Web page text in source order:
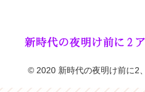
© 2020 新時代の夜明け前に2